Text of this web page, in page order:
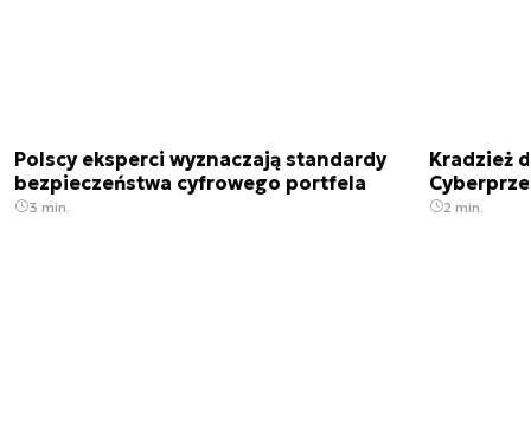
Polscy eksperci wyznaczają standardy
bezpieczeństwa cyfrowego portfela
3 min.
Kradzież
2 min.